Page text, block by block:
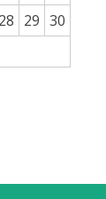
28 29 30